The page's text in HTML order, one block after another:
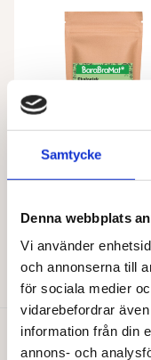
Samtycke
Denna webbplats
Vi använder
och annonserna till
för sociala medier
vidarebefordrar
information från din
annons- och
varianter.
alternativen
kan
väljas
produktsidan
Välj alternativ
Den
här
produkten
har
flera
varianter.